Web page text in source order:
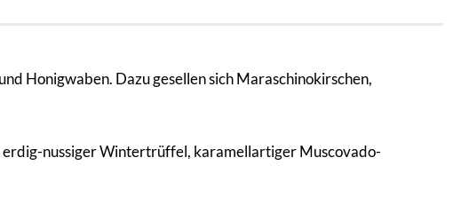
Honigwaben. Dazu gesellen sich Maraschinokirschen,
erdig-nussiger Wintertrüffel, karamellartiger Muscovado-